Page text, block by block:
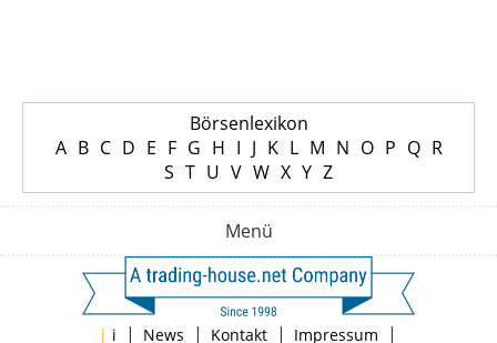
Börsenlexikon
A B C D E F G H I J K L M N O P Q R
S T U V W X Y Z
Menü
| i | News | Kontakt | Impressum |